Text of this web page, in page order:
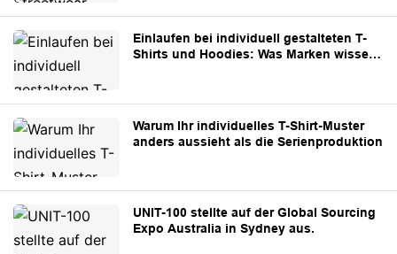
Einlaufen bei individuell gestalteten T-
Shirts und Hoodies: Was Marken wissen
Warum Ihr individuelles T-Shirt-Muster
anders aussieht als die Serienproduktion
UNIT-100 stellte auf der Global Sourcing
Expo Australia in Sydney aus.